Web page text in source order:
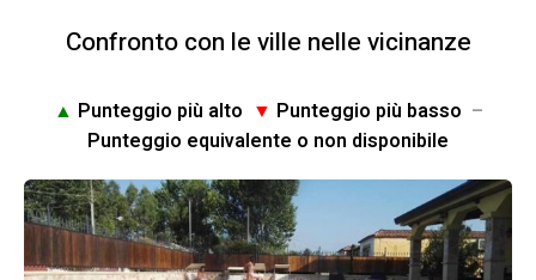
Confronto con le ville nelle vicinanze
▲ Punteggio più alto ▼ Punteggio più basso –
Punteggio equivalente o non disponibile